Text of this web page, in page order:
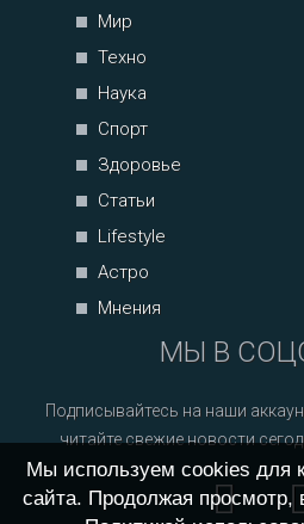
Мир
Техно
Наука
Спорт
Здоровье
Статьи
Lifestyle
Астро
Мнения
МЫ В
Подписывайтесь на наши
читайте свежие новости
Мы используем cookies для
сайта. Продолжая просмотр,